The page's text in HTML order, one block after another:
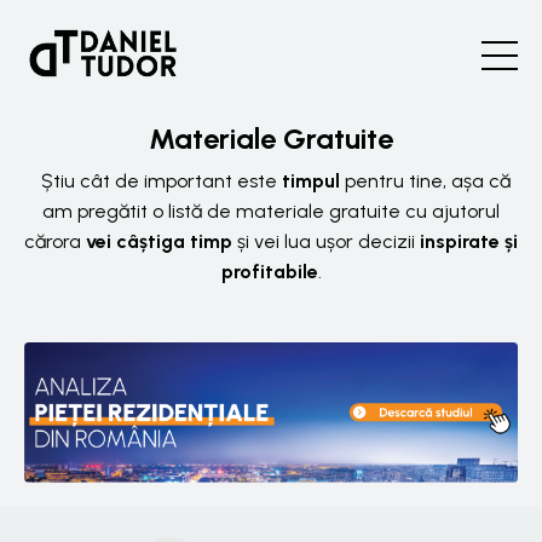
Materiale Gratuite
Știu cât de important este timpul pentru tine, așa că
am pregătit o listă de materiale gratuite cu ajutorul
cărora vei câștiga timp și vei lua ușor decizii inspirate și
profitabile.